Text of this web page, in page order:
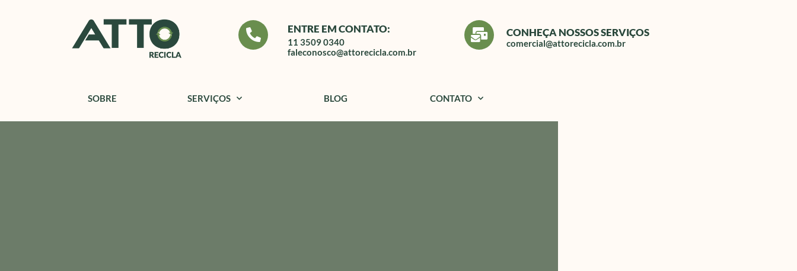
ENTRE EM CONTATO:
11 3509 0340
faleconosco@attorecicla.com.br
CONHEÇA NOSSOS SERVIÇOS
comercial@attorecicla.com.br
SOBRE SERVIÇOS BLOG CONTATO